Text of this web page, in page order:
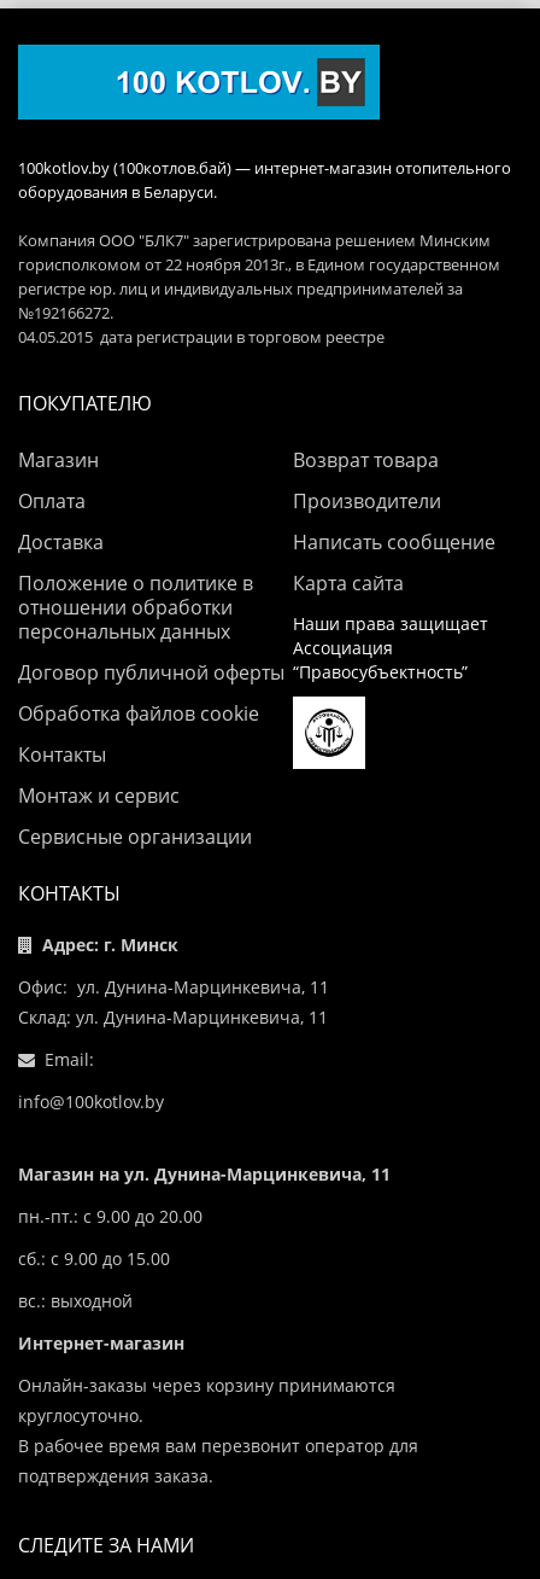
100kotlov.by (100котлов.бай) — интернет-магазин отопительного
оборудования в Беларуси.
Компания ООО "БЛК7" зарегистрирована решением Минским
горисполкомом от 22 ноября 2013г., в Едином государственном
регистре юр. лиц и индивидуальных предпринимателей за
№192166272.
04.05.2015 дата регистрации в торговом реестре
ПОКУПАТЕЛЮ
Магазин
Оплата
Доставка
Положение о политике в
отношении обработки
персональных данных
Договор публичной оферты
Обработка файлов cookie
Контакты
Монтаж и сервис
Сервисные организации
Возврат товара
Производители
Написать сообщение
Карта сайта
Наши права защищает
Ассоциация
“Правосубъектность”
КОНТАКТЫ
Адрес: г. Минск
Офис: ул. Дунина-Марцинкевича, 11
Склад: ул. Дунина-Марцинкевича, 11
Email:
info@100kotlov.by
Магазин на ул. Дунина-Марцинкевича, 11
пн.-пт.: с 9.00 до 20.00
сб.: с 9.00 до 15.00
вс.: выходной
Интернет-магазин
Онлайн-заказы через корзину принимаются
круглосуточно.
В рабочее время вам перезвонит оператор для
подтверждения заказа.
СЛЕДИТЕ ЗА НАМИ